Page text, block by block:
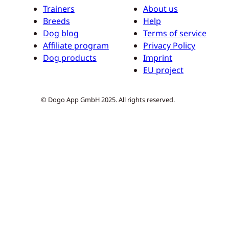
Trainers
Breeds
Dog blog
Affiliate program
Dog products
About us
Help
Terms of service
Privacy Policy
Imprint
EU project
© Dogo App GmbH 2025. All rights reserved.